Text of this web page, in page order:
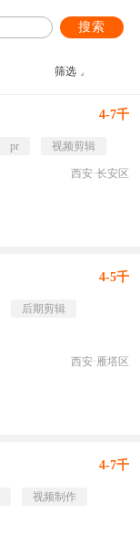
搜索
筛选
4-7千
pr 视频剪辑
西安·长安区
4-5千
后期剪辑
西安·雁塔区
4-7千
视频制作